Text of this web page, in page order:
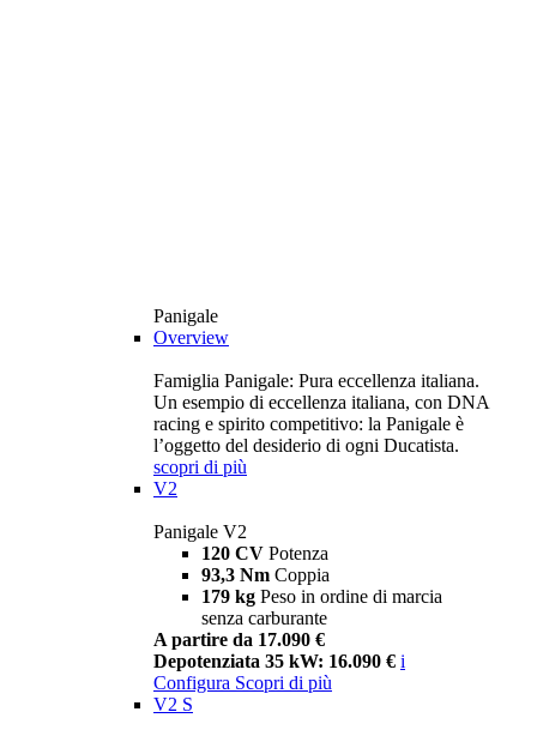
Panigale
Overview
Famiglia Panigale: Pura eccellenza italiana.
Un esempio di eccellenza italiana, con DNA
racing e spirito competitivo: la Panigale è
l’oggetto del desiderio di ogni Ducatista.
scopri di più
V2
Panigale V2
120 CV Potenza
93,3 Nm Coppia
179 kg Peso in ordine di marcia
senza carburante
A partire da 17.090 €
Depotenziata 35 kW: 16.090 € i
Configura Scopri di più
V2 S